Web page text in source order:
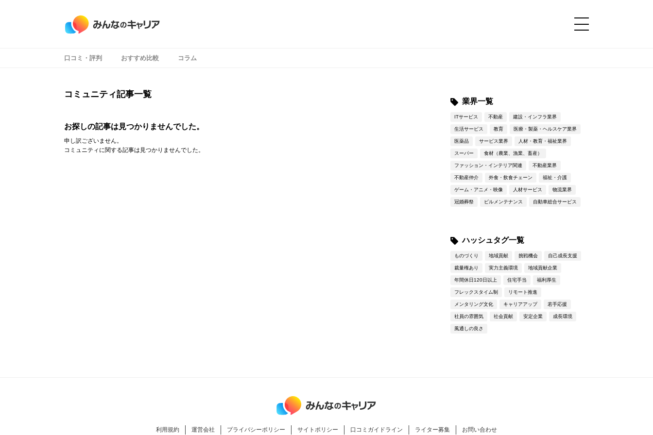
口コミ・評判 おすすめ比較 コラム
コミュニティ記事一覧
お探しの記事は見つかりませんでした。
申し訳ございません。
コミュニティに関する記事は見つかりませんでした。
業界一覧
ITサービス 不動産 建設・インフラ業界
生活サービス 教育 医療・製薬・ヘルスケア業界
医薬品 サービス業界 人材・教育・福祉業界
スーパー 食材（農業、漁業、畜産）
ファッション・インテリア関連 不動産業界
不動産仲介 外食・飲食チェーン 福祉・介護
ゲーム・アニメ・映像 人材サービス 物流業界
冠婚葬祭 ビルメンテナンス 自動車総合サービス
ハッシュタグ一覧
ものづくり 地域貢献 挑戦機会 自己成長支援
裁量権あり 実力主義環境 地域貢献企業
年間休日120日以上 住宅手当 福利厚生
フレックスタイム制 リモート推進
メンタリング文化 キャリアアップ 若手応援
社員の雰囲気 社会貢献 安定企業 成長環境
風通しの良さ
利用規約 運営会社 プライバシーポリシー サイトポリシー 口コミガイドライン ライター募集 お問い合わせ